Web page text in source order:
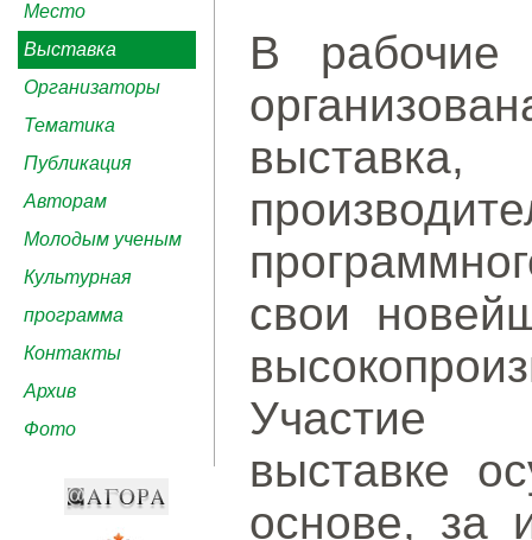
Место
Выставка
Организаторы
Тематика
Публикация
Авторам
Молодым ученым
Культурная
программа
Контакты
Архив
Фото
В рабочие
свои
Участие
выставке
основе, за